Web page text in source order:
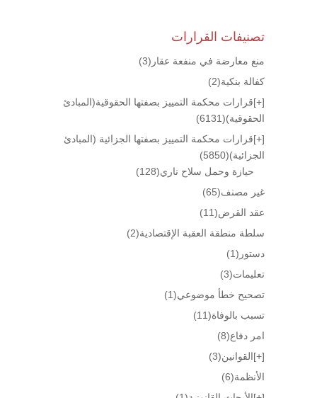
تصنيفات القرارات
منع معارضة في منفعة عقار (3)
كفالة بنكية(2)
[+]قرارات محكمة التمييز بصفتها الحقوقية(المبادئ
الحقوقية)(6131)
[+]قرارات محكمة التمييز بصفتها الجزائية (المبادئ
الجزائية)(5850)
حيازة وحمل سلاح ناري(128)
غير مصنف(65)
عقد القرض(11)
سلطة منطقة العقبة الإقتصادية(2)
دستور (1)
تعليمات(3)
تصحيح خطأ موضوعي(1)
تسبب بالوفاة(11)
امر دفاع(8)
[+]القوانين(3)
الأنظمة(6)